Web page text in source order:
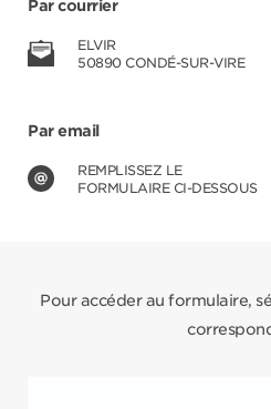
Par courrier
ELVIR
50890 CONDÉ-SUR-VIRE
Par email
REMPLISSEZ LE
FORMULAIRE CI-DESSOUS
Pour accéder au formulaire,